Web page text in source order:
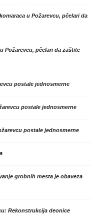
u Požarevcu, pčelari da
Požarevcu, pčelari da zaštite
postale jednosmerne
postale jednosmerne
postale jednosmerne
grobnih mesta je obaveza
Rekonstrukcija deonice